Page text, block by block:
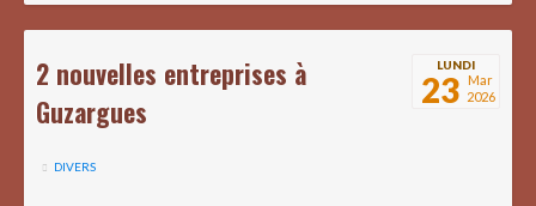
LUNDI
23 Mar
2026
2 nouvelles entreprises à
Guzargues
DIVERS